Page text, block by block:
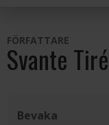
FÖRFATTARE
Svante
Bevaka